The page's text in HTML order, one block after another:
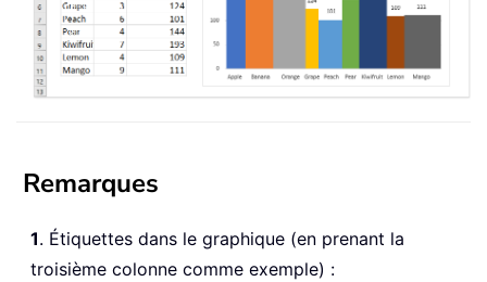
Remarques
1. Étiquettes dans le graphique (en prenant la
troisième colonne comme exemple) :